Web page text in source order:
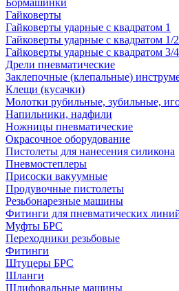
Бормашинки
Гайковерты
Гайковерты ударные с квадратом 1
Гайковерты ударные с квадратом 1/2
Гайковерты ударные с квадратом 3/4
Дрели пневматические
Заклепочные (клепальные)
Клещи (кусачки)
Молотки рубильные, зубильные,
Напильники, надфили
Ножницы пневматические
Окрасочное оборудование
Пистолеты для нанесения силикона
Пневмостеплеры
Присоски вакуумные
Продувочные пистолеты
Резьбонарезные машины
Фитинги для пневматических
Муфты БРС
Переходники резьбовые
Фитинги
Штуцеры БРС
Шланги
Шлифовальные машины